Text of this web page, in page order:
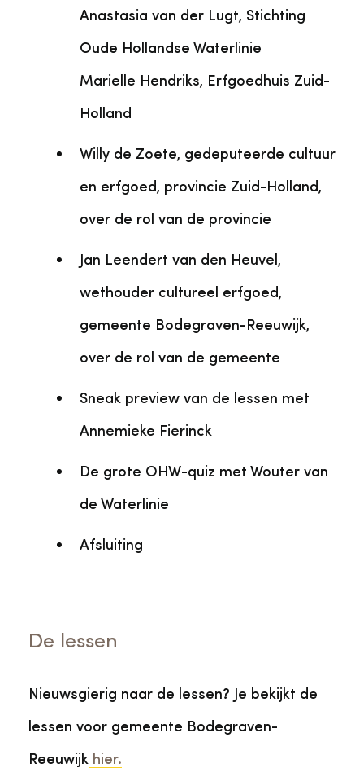
Anastasia van der Lugt, Stichting
Oude Hollandse Waterlinie
Marielle Hendriks, Erfgoedhuis Zuid-
Holland
Willy de Zoete, gedeputeerde cultuur
en erfgoed, provincie Zuid-Holland,
over de rol van de provincie
Jan Leendert van den Heuvel,
wethouder cultureel erfgoed,
gemeente Bodegraven-Reeuwijk,
over de rol van de gemeente
Sneak preview van de lessen met
Annemieke Fierinck
De grote OHW-quiz met Wouter van
de Waterlinie
Afsluiting
De lessen
Nieuwsgierig naar de lessen? Je bekijkt de
lessen voor gemeente Bodegraven-
Reeuwijk hier.